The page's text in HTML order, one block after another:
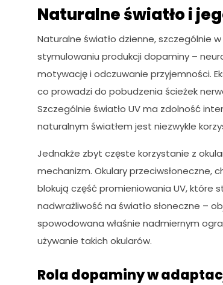
Naturalne światło i
Naturalne światło dzienne, szczególnie
stymulowaniu produkcji dopaminy –
motywację i odczuwanie przyjemności.
co prowadzi do pobudzenia ścieżek
Szczególnie światło UV ma zdolność
naturalnym światłem jest niezwykle
Jednakże zbyt częste korzystanie z
mechanizm. Okulary przeciwsłoneczne,
blokują część promieniowania UV, które
nadwrażliwość na światło słoneczne –
spowodowana właśnie nadmiernym
używanie takich okularów.
Rola dopaminy w